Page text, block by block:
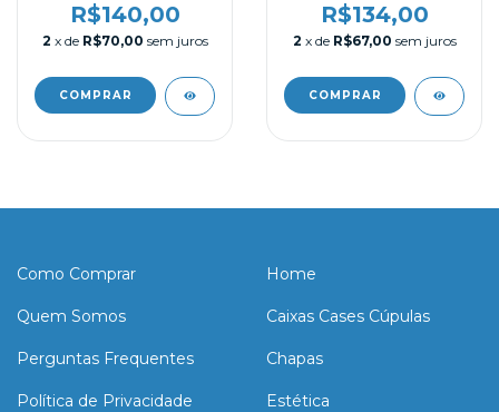
R$140,00
2 x de R$70,00 sem juros
R$134,00
2 x de R$67,00 sem juros
Como Comprar
Quem Somos
Perguntas Frequentes
Política de Privacidade
Home
Caixas Cases Cúpulas
Chapas
Estética